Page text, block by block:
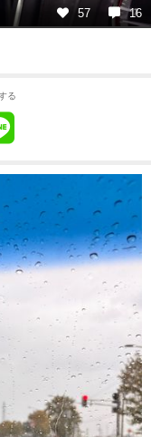
57 16
る